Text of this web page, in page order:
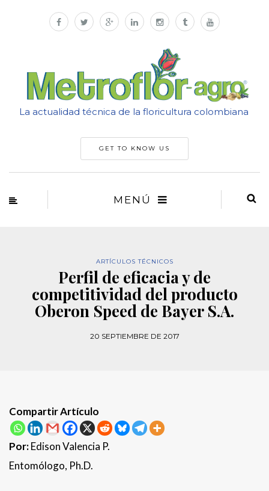
La actualidad técnica de la floricultura colombiana
GET TO KNOW US
MENÚ
ARTÍCULOS TÉCNICOS
Perfil de eficacia y de
competitividad del producto
Oberon Speed de Bayer S.A.
20 SEPTIEMBRE DE 2017
Compartir Artículo
Por:Edison Valencia P.
Entomólogo, Ph.D.